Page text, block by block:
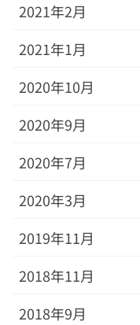
2021年2月
2021年1月
2020年10月
2020年9月
2020年7月
2020年3月
2019年11月
2018年11月
2018年9月